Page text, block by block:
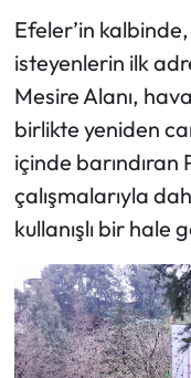
Efeler’in
isteyenlerin ilk
Mesire Alanı,
birlikte yeniden
içinde barındıran
çalışmalarıyla
kullanışlı bir hale